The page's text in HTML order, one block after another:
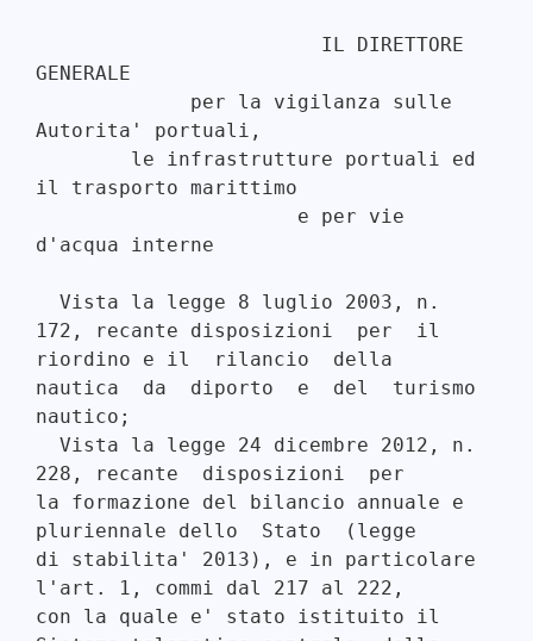
GENERALE
Autorita' portuali,
il trasporto marittimo
d'acqua interne
172, recante disposizioni  per  il
riordino e il  rilancio  della
nautica  da  diporto  e  del  turismo
nautico;
228, recante  disposizioni  per
la formazione del bilancio annuale e
pluriennale dello  Stato  (legge
di stabilita' 2013), e in particolare
l'art. 1, commi dal 217 al 222,
con la quale e' stato istituito il